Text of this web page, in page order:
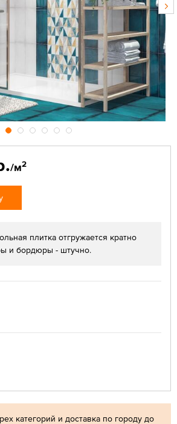
категорий и доставка по городу до
/м2
плитка отгружается кратно
и бордюры - штучно.